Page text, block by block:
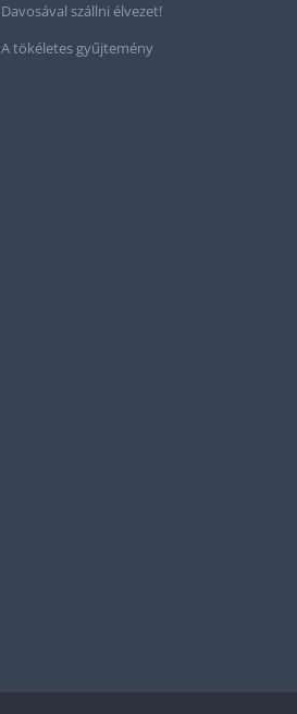
Davosával szállni élvezet!
A tökéletes gyűjtemény